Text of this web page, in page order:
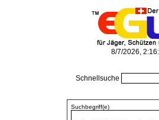
8/7/2026,
Schnellsuche
Suchbegriff(e)